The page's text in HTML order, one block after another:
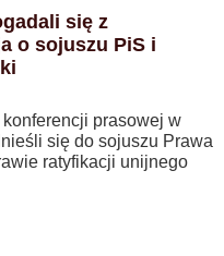
się z
o sojuszu PiS i
prasowej w
się do sojuszu Prawa
ratyfikacji unijnego